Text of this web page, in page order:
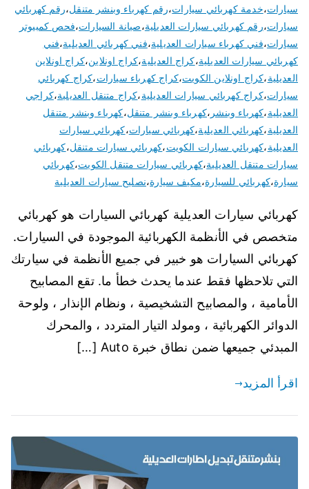
سيارات،خدمة كهربائي سيارات،رقم كهرباء وبنشر متنقل،رقم كهربائي
سيارات،رقم كهربائي سيارات العديلية،صيانة السيارات،فحص كمبيوتر
سيارات،فني كهرباء سيارات العديلية،فني كهربائي العديلية،فني
كهربائي سيارات العديلية،كراج العديلية،كراج اونلاين،كراج اونلاين
العديلية،كراج اونلاين الكويت،كراج كهرباء سيارات،كراج كهربائي
سيارات،كراج كهربائي سيارات العديلية،كراج متنقل العديلية،كراجي
العديلية،كهرباء وبنشر ،كهرباء وبنشر متنقل،كهرباء وبنشر متنقل
العديلية،كهربائي العديلية،كهربائي سيارات،كهربائي سيارات
العديلية،كهربائي سيارات الكويت،كهربائي سيارات متنقل،كهربائي
سيارات متنقل العديلية،كهربائي سيارات متنقل الكويت،كهربائي
سيارة،كهربائي للسيارة،مكيف سيارة،نصليح سيارات العديلية
كهربائي سيارات العديلية كهربائي السيارات هو كهربائي
متخصص في الأنظمة الكهربائية الموجودة في السيارات.
كهربائي السيارات هو خبير في جميع الأنظمة في سيارتك
التي تلاحظها فقط عندما يحدث خطأ ما. تقع المصابيح
الأمامية ، والمصابيح التشخيصية ، ونظام الإنذار ، ولوحة
الدوائر الكهربائية ، ومولد التيار المتردد ، والمحرك
المبدئي جميعها ضمن نطاق خبرة Auto […]
اقرأ المزيد